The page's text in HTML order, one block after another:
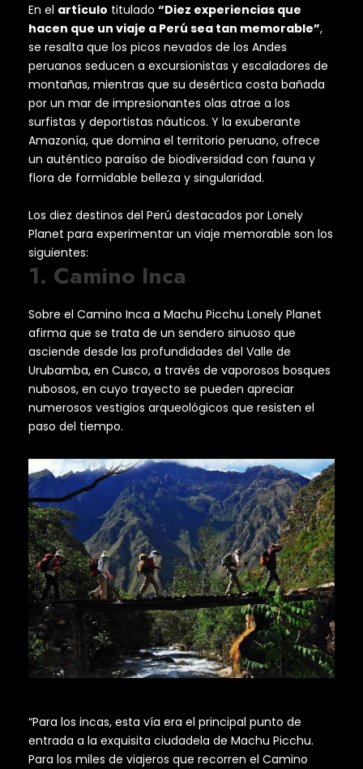
En el artículo titulado “Diez experiencias que
hacen que un viaje a Perú sea tan memorable”,
se resalta que los picos nevados de los Andes
peruanos seducen a excursionistas y escaladores de
montañas, mientras que su desértica costa bañada
por un mar de impresionantes olas atrae a los
surfistas y deportistas náuticos. Y la exuberante
Amazonía, que domina el territorio peruano, ofrece
un auténtico paraíso de biodiversidad con fauna y
flora de formidable belleza y singularidad.
Los diez destinos del Perú destacados por Lonely
Planet para experimentar un viaje memorable son los
siguientes:
1. Camino Inca
Sobre el Camino Inca a Machu Picchu Lonely Planet
afirma que se trata de un sendero sinuoso que
asciende desde las profundidades del Valle de
Urubamba, en Cusco, a través de vaporosos bosques
nubosos, en cuyo trayecto se pueden apreciar
numerosos vestigios arqueológicos que resisten el
paso del tiempo.
“Para los incas, esta vía era el principal punto de
entrada a la exquisita ciudadela de Machu Picchu.
Para los miles de viajeros que recorren el Camino